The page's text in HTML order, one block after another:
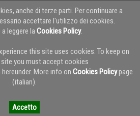
anche di terze parti. Per continuare a
accettare l'utilizzo dei cookies.
leggere la Cookies Policy.
this site uses cookies. To keep on
you must accept cookies
More info onCookies Policypage
(italian).
Accetto
2013 - location Treviso B02